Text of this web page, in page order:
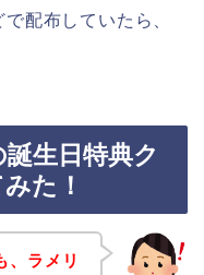
配布していたら、
生日特典ク
た！
、ラメリ